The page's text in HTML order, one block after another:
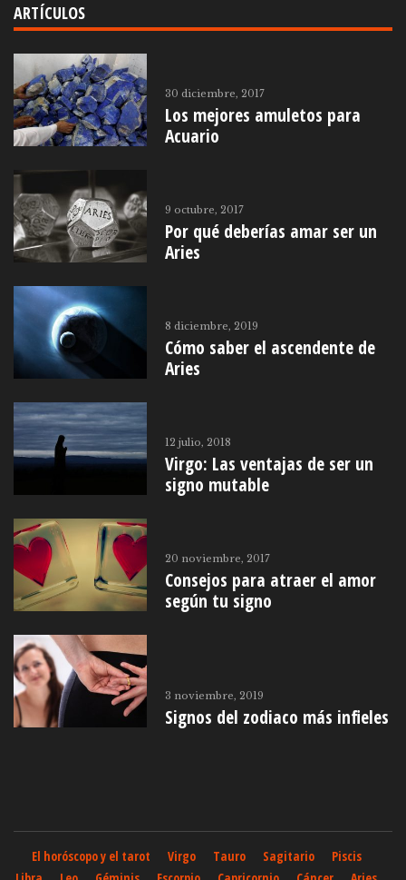
ARTÍCULOS
30 diciembre, 2017
Los mejores amuletos para
Acuario
9 octubre, 2017
Por qué deberías amar ser un
Aries
8 diciembre, 2019
Cómo saber el ascendente de
Aries
12 julio, 2018
Virgo: Las ventajas de ser un
signo mutable
20 noviembre, 2017
Consejos para atraer el amor
según tu signo
3 noviembre, 2019
Signos del zodiaco más infieles
El horóscopo y el tarot Virgo Tauro Sagitario
Piscis